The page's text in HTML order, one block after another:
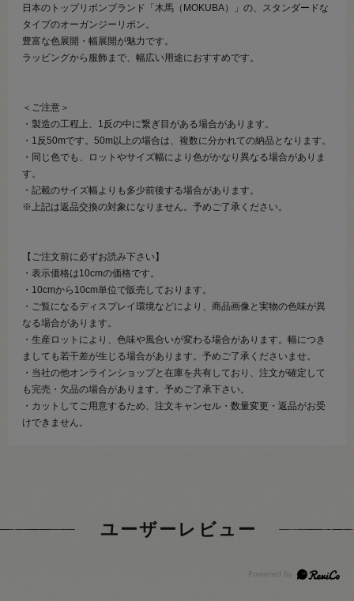
日本のトップリボンブランド「木馬（MOKUBA）」の、スタンダードな
タイプのオーガンジーリボン。
豊富な色展開・幅展開が魅力です。
ラッピングから服飾まで、幅広い用途におすすめです。
＜ご注意＞
・製造の工程上、1反の中に繋ぎ目がある場合があります。
・1反50mです。50m以上の場合は、複数に分かれての納品となります。
・同じ色でも、ロットやサイズ幅により色がかなり異なる場合がありま
す。
・記載のサイズ幅よりも多少前後する場合があります。
※上記は返品交換の対象になりません。予めご了承ください。
【ご注文前に必ずお読み下さい】
・表示価格は10cmの価格です。
・10cmから10cm単位で販売しております。
・ご覧になるディスプレイ環境などにより、商品画像と実物の色味が異
なる場合があります。
・生産ロットにより、色味や風合いが変わる場合があります。幅につき
ましても若干差が生じる場合があります。予めご了承くださいませ。
・当社の他オンラインショップと在庫を共有しており、注文が確定して
も完売・欠品の場合があります。予めご了承下さい。
・カットしてご用意するため、注文キャンセル・数量変更・返品がお受
けできません。
ユーザーレビュー